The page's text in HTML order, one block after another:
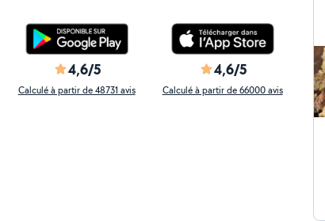
4,6/5
Calculé à partir de 48731 avis
4,6/5
Calculé à partir de 66000 avis